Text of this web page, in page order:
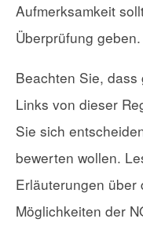
Aufmerksamkeit
Überprüfung geben.
Beachten Sie, dass
Links von dieser
Sie sich
bewerten wollen.
Erläuterungen über
Möglichkeiten der